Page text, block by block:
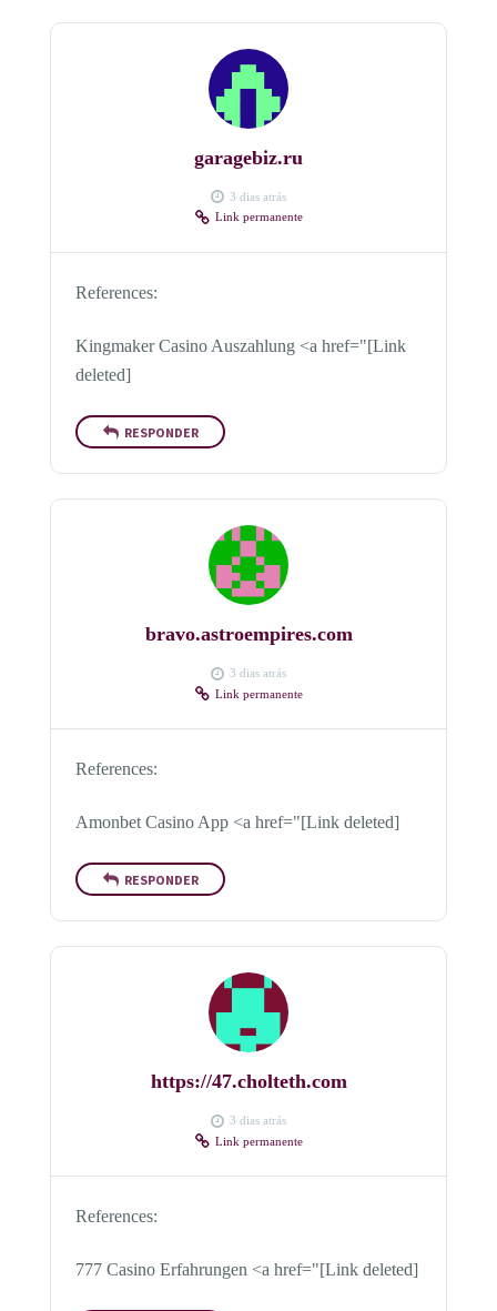
garagebiz.ru
3 dias atrás
Link permanente
References:
Kingmaker Casino Auszahlung <a href="[Link
deleted]
RESPONDER
bravo.astroempires.com
3 dias atrás
Link permanente
References:
Amonbet Casino App <a href="[Link deleted]
RESPONDER
https://47.cholteth.com
3 dias atrás
Link permanente
References:
777 Casino Erfahrungen <a href="[Link deleted]